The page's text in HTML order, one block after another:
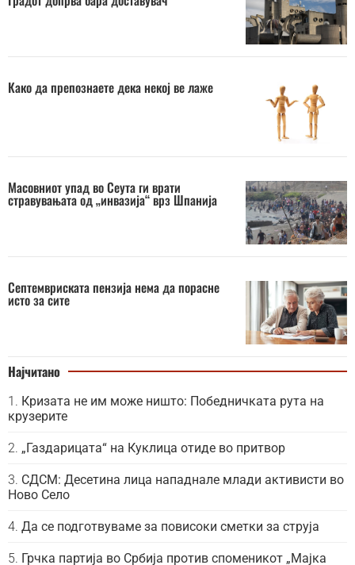
Како да препознаете дека некој ве лаже
Масовниот упад во Сеута ги врати
стравувањата од „инвазија“ врз Шпанија
Септемвриската пензија нема да порасне
исто за сите
Најчитано
Кризата не им може ништо: Победничката рута на
крузерите
„Газдарицата“ на Куклица отиде во притвор
СДСМ: Десетина лица нападнале млади активисти во
Ново Село
Да се подготвуваме за повисоки сметки за струја
Грчка партија во Србија против споменикот „Мајка